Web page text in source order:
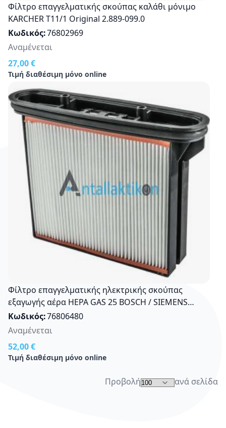
Φίλτρο επαγγελματικής σκούπας καλάθι μόνιμο
KARCHER Τ11/1 Οriginal 2.889-099.0
Κωδικός 76802969
27,00 €
Τιμή διαθέσιμη μόνο online
Αναμένεται
Φίλτρο επαγγελματικής ηλεκτρικής σκούπας
εξαγωγής αέρα HEPA GAS 25 BOSCH / SIEMENS
Original S0165
Κωδικός 76806480
52,00 €
Τιμή διαθέσιμη μόνο online
Αναμένεται
Προβολή ανά σελίδα